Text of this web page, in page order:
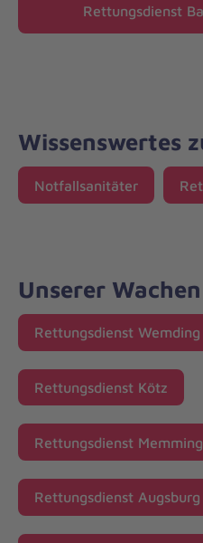
Rettungsdienst
Wissenswertes
Notfallsanitäter
Unserer
Rettungsdienst Wemding
Rettungsdienst Kötz
Rettungsdienst
Rettungsdienst Augsburg